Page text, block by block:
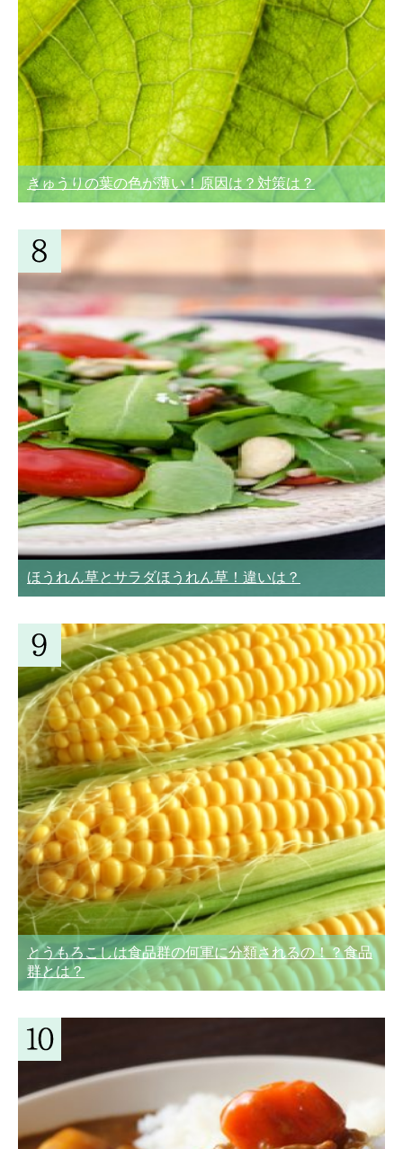
きゅうりの葉の色が薄い！原因は？対策は？
ほうれん草とサラダほうれん草！違いは？
とうもろこしは食品群の何軍に分類されるの！？食品
群とは？